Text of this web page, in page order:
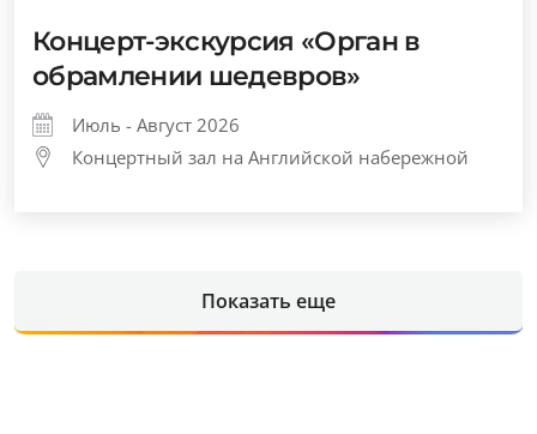
Концерт-экскурсия «Орган в
обрамлении шедевров»
Июль - Август 2026
Концертный зал на Английской набережной
Показать еще